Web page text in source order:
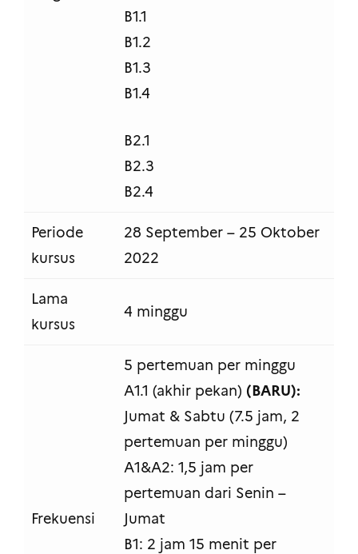
B1.1
B1.2
B1.3
B1.4
B2.1
B2.3
B2.4
Periode
kursus
28 September – 25 Oktober
2022
Lama
kursus
4 minggu
Frekuensi
5 pertemuan per minggu
A1.1 (akhir pekan) (BARU):
Jumat & Sabtu (7.5 jam, 2
pertemuan per minggu)
A1&A2: 1,5 jam per
pertemuan dari Senin –
Jumat
B1: 2 jam 15 menit per